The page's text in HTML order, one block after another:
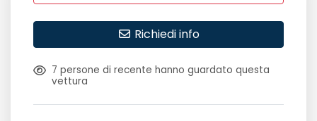
Richiedi info
7 persone di recente hanno guardato questa
vettura